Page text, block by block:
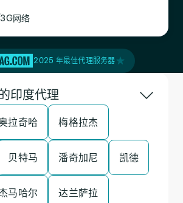
网络
2025 年最佳代理服务器
印度代理
拉奇哈 梅格拉杰
贝特马 潘奇加尼 凯德
马哈尔 达兰萨拉